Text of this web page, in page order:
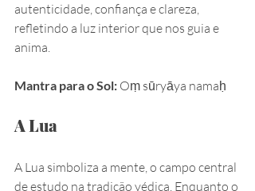
autenticidade, confiança e clareza,
refletindo a luz interior que nos guia e
anima.
Mantra para o Sol: Oṃ sūryāya namaḥ
A Lua
A Lua simboliza a mente, o campo central
de estudo na tradição védica. Enquanto o